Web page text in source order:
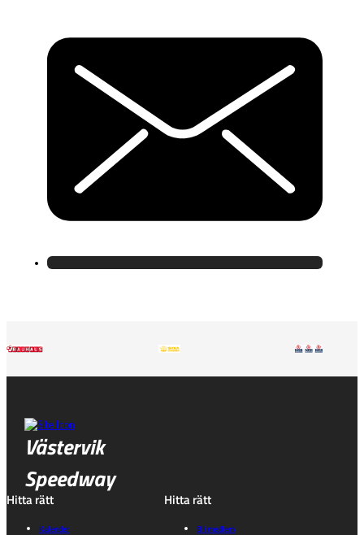
Västervik
Speedway
Hitta rätt
Kalender
Hitta rätt
Bli medlem